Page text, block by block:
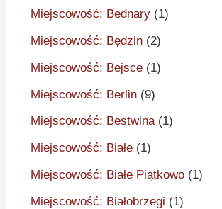
Miejscowość: Bednary (1)
Miejscowość: Będzin (2)
Miejscowość: Bejsce (1)
Miejscowość: Berlin (9)
Miejscowość: Bestwina(1)
Miejscowość: Białe (1)
Miejscowość: Białe Piątkowo (1)
Miejscowość: Białobrzegi (1)